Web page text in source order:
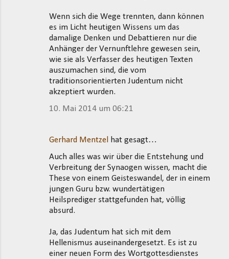
Wenn sich die Wege trennten, dann können
es im Licht heutigen Wissens um das
damalige Denken und Debattieren nur die
Anhänger der Vernunftlehre gewesen sein,
wie sie als Verfasser des heutigen Texten
auszumachen sind, die vom
traditionsorientierten Judentum nicht
akzeptiert wurden.
10. Mai 2014 um 06:21
Gerhard Mentzel
hat gesagt…
Auch alles was wir über die Entstehung und
Verbreitung der Synaogen wissen, macht die
These von einem Geisteswandel, der in einem
jungen Guru bzw. wundertätigen
Heilsprediger stattgefunden hat, völlig
absurd.
Ja, das Judentum hat sich mit dem
Hellenismus auseinandergesetzt. Es ist zu
einer neuen Form des Wortgottesdienstes